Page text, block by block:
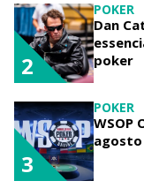
POKER
Dan
poker
2
POKER
WSOP
agosto
3